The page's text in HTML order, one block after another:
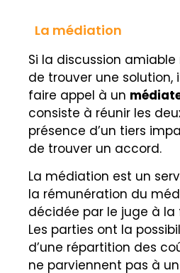
La médiation
Si la discussion
de trouver une solution,
faire appel à un
consiste à réunir les
présence d’un tiers
de trouver un accord.
La médiation est un
la rémunération du
décidée par le juge à la
Les parties ont la
d’une répartition des
ne parviennent pas à